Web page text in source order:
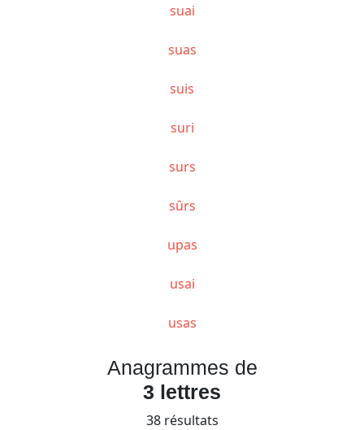
suai
suas
suis
suri
surs
sûrs
upas
usai
usas
Anagrammes de
3 lettres
38 résultats